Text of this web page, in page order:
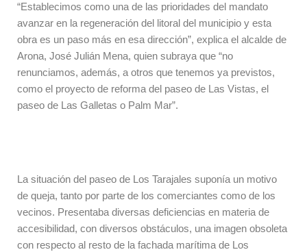
“Establecimos como una de las prioridades del mandato
avanzar en la regeneración del litoral del municipio y esta
obra es un paso más en esa dirección”, explica el alcalde de
Arona, José Julián Mena, quien subraya que “no
renunciamos, además, a otros que tenemos ya previstos,
como el proyecto de reforma del paseo de Las Vistas, el
paseo de Las Galletas o Palm Mar”.
La situación del paseo de Los Tarajales suponía un motivo
de queja, tanto por parte de los comerciantes como de los
vecinos. Presentaba diversas deficiencias en materia de
accesibilidad, con diversos obstáculos, una imagen obsoleta
con respecto al resto de la fachada marítima de Los